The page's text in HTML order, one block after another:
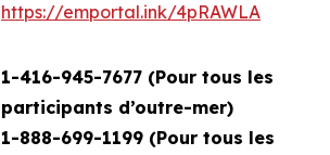
https://emportal.ink/4pRAWLA
1-416-945-7677 (Pour tous les
participants d’outre-mer)
1-888-699-1199 (Pour tous les